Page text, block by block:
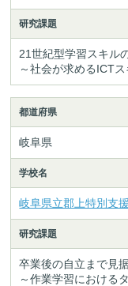
研究課題
21世紀型学習スキル
～社会が求めるICT
都道府県
岐阜県
学校名
岐阜県立郡上特別支
研究課題
卒業後の自立まで見
～作業学習における